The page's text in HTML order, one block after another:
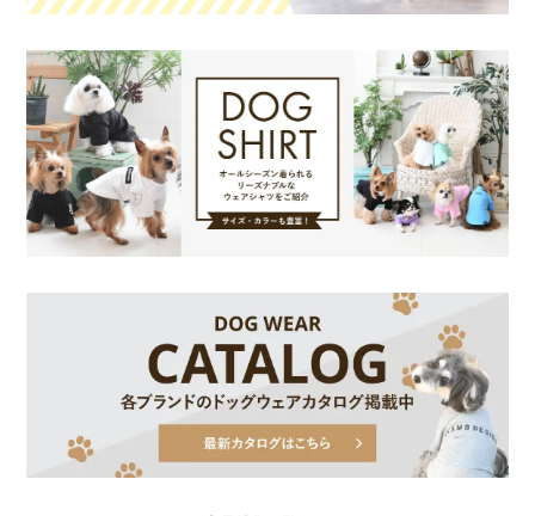
お買い物を続ける カートへ進む